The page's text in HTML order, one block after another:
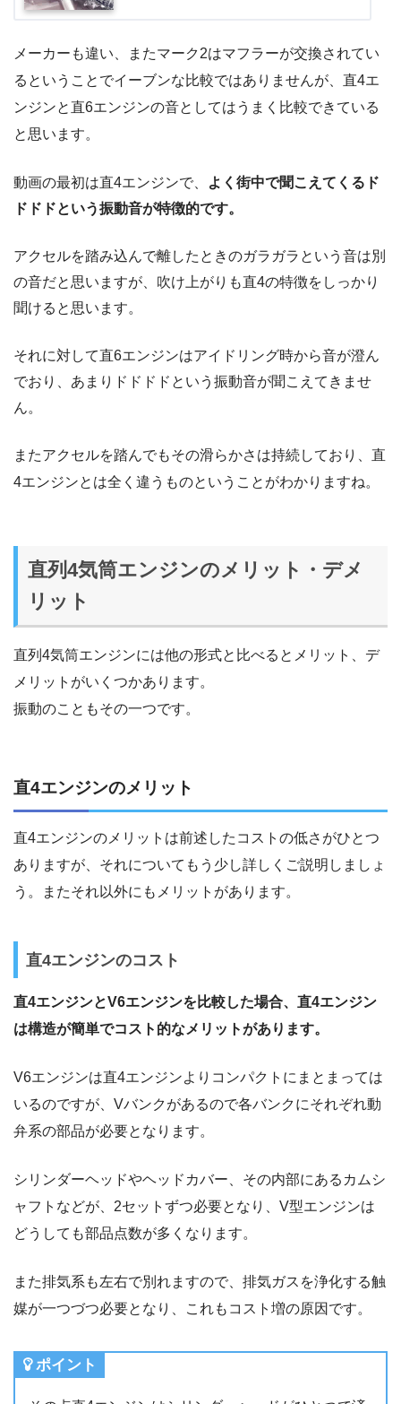
メーカーも違い、またマーク2はマフラーが交換されてい
るということでイーブンな比較ではありませんが、直4エ
ンジンと直6エンジンの音としてはうまく比較できている
と思います。
動画の最初は直4エンジンで、
よく街中で聞こえてくるド
ドドドという振動音が特徴的です。
アクセルを踏み込んで離したときのガラガラという音は別
の音だと思いますが、吹け上がりも直4の特徴をしっかり
聞けると思います。
それに対して直6エンジンはアイドリング時から音が澄ん
でおり、あまりドドドドという振動音が聞こえてきませ
ん。
またアクセルを踏んでもその滑らかさは持続しており、直
4エンジンとは全く違うものということがわかりますね。
直列4気筒エンジンのメリット・デメ
リット
直列4気筒エンジンには他の形式と比べるとメリット、デ
メリットがいくつかあります。
振動のこともその一つです。
直4エンジンのメリット
直4エンジンのメリットは前述したコストの低さがひとつ
ありますが、それについてもう少し詳しくご説明しましょ
う。またそれ以外にもメリットがあります。
直4エンジンのコスト
直4エンジンとV6エンジンを比較した場合、直4エンジン
は構造が簡単でコスト的なメリットがあります。
V6エンジンは直4エンジンよりコンパクトにまとまっては
いるのですが、Vバンクがあるので各バンクにそれぞれ動
弁系の部品が必要となります。
シリンダーヘッドやヘッドカバー、その内部にあるカムシ
ャフトなどが、2セットずつ必要となり、V型エンジンは
どうしても部品点数が多くなります。
また排気系も左右で別れますので、排気ガスを浄化する触
媒が一つづつ必要となり、これもコスト増の原因です。
ポイント